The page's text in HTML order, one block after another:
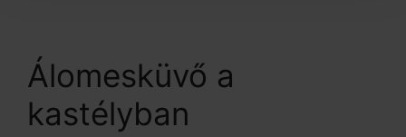
Álomesküvő a
kastélyban